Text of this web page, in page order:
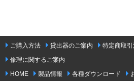
ご購入方法 貸出器のご案内
特定商取
修理に関するご案内
HOME
製品情報 各種ダウンロード